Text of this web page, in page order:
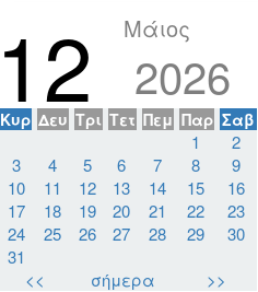
12 Μάιος
2026
Κυρ Δευ Τρι Τετ Πεμ Παρ Σαβ
1
2
3
4 5 6 7 8
9
10
11 12 13 14 15
16
17
18 19 20 21 22
23
24
25 26 27 28 29
30
31
<<
σήμερα >>